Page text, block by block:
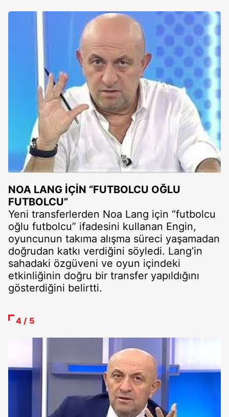
NOA LANG İÇİN “FUTBOLCU OĞLU
FUTBOLCU”
Yeni transferlerden Noa Lang için “futbolcu
oğlu futbolcu” ifadesini kullanan Engin,
oyuncunun takıma alışma süreci yaşamadan
doğrudan katkı verdiğini söyledi. Lang’in
sahadaki özgüveni ve oyun içindeki
etkinliğinin doğru bir transfer yapıldığını
gösterdiğini belirtti.
4 / 5